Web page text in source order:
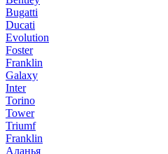
Bugatti
Ducati
Evolution
Foster
Franklin
Galaxy
Inter
Torino
Tower
Triumf
Franklin
Аланья